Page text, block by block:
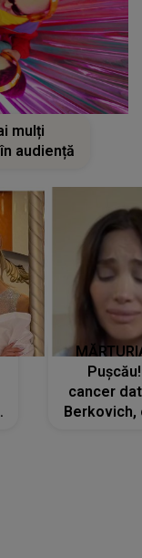
mulți
audiență
cancer
Berkovich,